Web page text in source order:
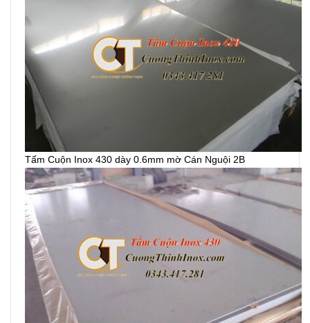
Tấm Cuộn Inox 430 dày 0.6mm mờ Cán Nguội 2B